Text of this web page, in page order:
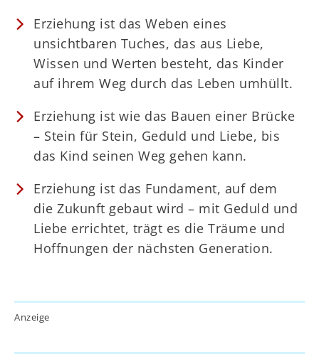
Erziehung ist das Weben eines
unsichtbaren Tuches, das aus Liebe,
Wissen und Werten besteht, das Kinder
auf ihrem Weg durch das Leben umhüllt.
Erziehung ist wie das Bauen einer Brücke
– Stein für Stein, Geduld und Liebe, bis
das Kind seinen Weg gehen kann.
Erziehung ist das Fundament, auf dem
die Zukunft gebaut wird – mit Geduld und
Liebe errichtet, trägt es die Träume und
Hoffnungen der nächsten Generation.
Anzeige